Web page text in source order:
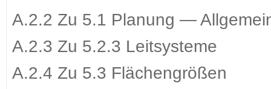
A.2.2 Zu 5.1 Planung —
A.2.3 Zu 5.2.3 Leitsysteme
A.2.4 Zu 5.3 Flächengrößen